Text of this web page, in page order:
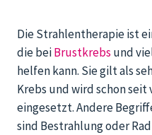
Die Strahlentherapie ist
die beiBrustkrebs und
helfen kann. Sie gilt als
Krebs und wird schon
eingesetzt. Andere
sind Bestrahlung oder